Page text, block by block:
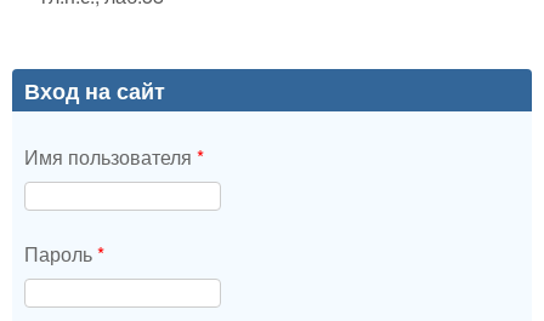
Вход на сайт
Имя пользователя *
Пароль*